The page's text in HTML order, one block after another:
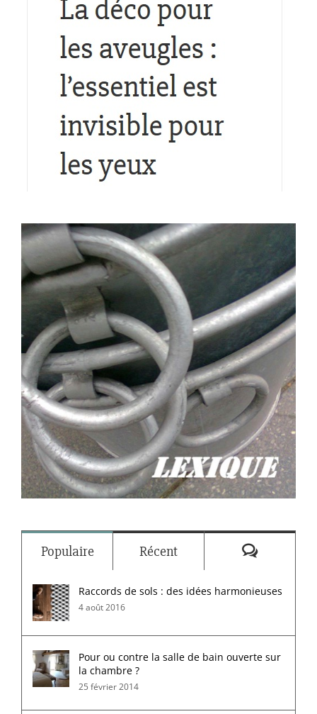
Populaire Récent
Raccords de sols : des idées harmonieuses
4 août 2016
Pour ou contre la salle de bain ouverte sur
la chambre ?
25 février 2014